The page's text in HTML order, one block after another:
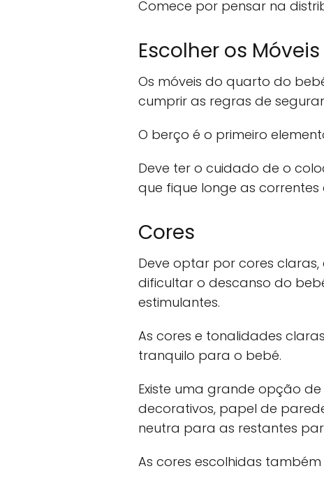
Comece por pensar na
Escolher os
Os móveis do quarto do
cumprir as regras de
O berço é o primeiro
Deve ter o cuidado de o
que fique longe as correntes
Cores
Deve optar por cores
dificultar o descanso do
estimulantes.
As cores e tonalidades
tranquilo para o bebé.
Existe uma grande opção
decorativos, papel de
neutra para as restantes
As cores escolhidas